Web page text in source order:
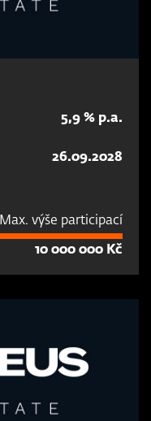
5,9 % p.a.
26.09.2028
Max. výše participací
10 000 000 Kč